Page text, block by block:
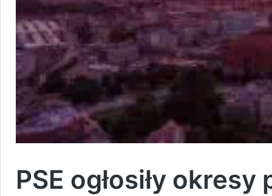
PSE ogłosiły